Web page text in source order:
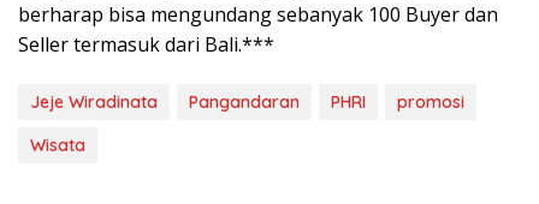
berharap bisa mengundang sebanyak 100 Buyer dan
Seller termasuk dari Bali.***
Jeje Wiradinata Pangandaran PHRI
promosi
Wisata